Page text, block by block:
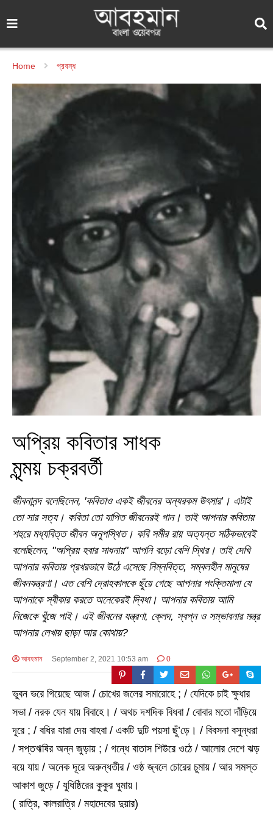
Home প্রবন্ধ
অপ্রিয় কবিতার সাধক
মৃন্ময় চক্রবর্তী
জীবনানন্দ বলেছিলেন, 'কবিতাও একই জীবনের অন্যরকম উৎসার’। এটাই
তো সার সত্য। কবিতা তো যাপিত জীবনেরই গান। তাই আপনার কবিতায়
শহুরে মধ্যবিত্ত জীবন অনুপস্থিত। কবি সমীর রায় অত্যন্ত সঠিকভাবেই
বলেছিলেন, "অপ্রিয় হবার সাধনায়" আপনি বড়ো বেশি স্থির। তাই দেখি
আপনার কবিতায় প্রখরভাবে উঠে এসেছে নিম্নবিত্ত, সম্বলহীন মানুষের
জীবনযন্ত্রণা। এত বেশি দ্রোহকালকে ছুঁয়ে গেছে আপনার পংক্তিমালা যে
আপনাকে স্বীকার করতে অনেকেরই দ্বিধা। আপনার কবিতায় আমি
নিজেকে খুঁজে পাই। এই জীবনের যন্ত্রণা, ক্লেদ, স্বপ্ন ও সম্ভাবনার মন্ত্র
আপনার লেখায় ছাড়া আর কোথায়?
আবহমান September 2, 2021 10:53 am 0
ভুবন ভরে গিয়েছে আজ / চোখের জলের সমারোহে ; / যেদিকে চাই ক্ষুধার
সভা / নরক যেন যায় বিবাহে। / অথচ দশদিক বিধবা / বোবার মতো দাঁড়িয়ে
দূরে ; / বধির যারা দেয় বাহবা / একটি দুটি পয়সা ছুঁ’ড়ে। / বিবসনা বসুন্ধরা
/ সপ্তঋষির অন্ন জুড়ায় ; / গন্ধে বাতাস শিউরে ওঠে / আলোর দেশে ঝড়
বয়ে যায় / অনেক দূরে অরুন্ধতীর / ওষ্ঠ জ্বলে চোরের চুমায় / আর সমস্ত
আকাশ জুড়ে / যুধিষ্ঠিরের কুকুর ঘুমায়।
( রাত্রি, কালরাত্রি / মহাদেবের দুয়ার)